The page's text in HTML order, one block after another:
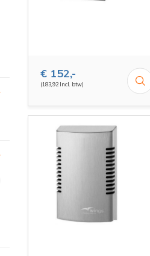
€ 152,-
(183,92 Incl. btw)